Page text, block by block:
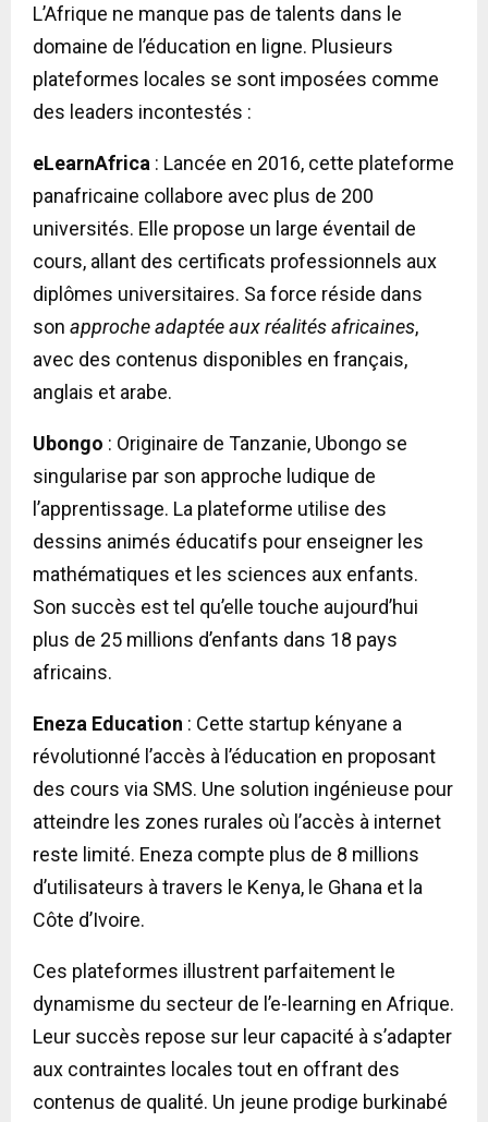
L’Afrique ne manque pas de talents dans le
domaine de l’éducation en ligne. Plusieurs
plateformes locales se sont imposées comme
des leaders incontestés :
eLearnAfrica : Lancée en 2016, cette plateforme
panafricaine collabore avec plus de 200
universités. Elle propose un large éventail de
cours, allant des certificats professionnels aux
diplômes universitaires. Sa force réside dans
son approche adaptée aux réalités africaines,
avec des contenus disponibles en français,
anglais et arabe.
Ubongo : Originaire de Tanzanie, Ubongo se
singularise par son approche ludique de
l’apprentissage. La plateforme utilise des
dessins animés éducatifs pour enseigner les
mathématiques et les sciences aux enfants.
Son succès est tel qu’elle touche aujourd’hui
plus de 25 millions d’enfants dans 18 pays
africains.
Eneza Education : Cette startup kényane a
révolutionné l’accès à l’éducation en proposant
des cours via SMS. Une solution ingénieuse pour
atteindre les zones rurales où l’accès à internet
reste limité. Eneza compte plus de 8 millions
d’utilisateurs à travers le Kenya, le Ghana et la
Côte d’Ivoire.
Ces plateformes illustrent parfaitement le
dynamisme du secteur de l’e-learning en Afrique.
Leur succès repose sur leur capacité à s’adapter
aux contraintes locales tout en offrant des
contenus de qualité. Un jeune prodige burkinabé